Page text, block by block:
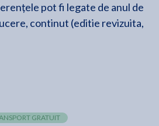
pot fi legate de anul de
continut (editie revizuita,
GRATUIT